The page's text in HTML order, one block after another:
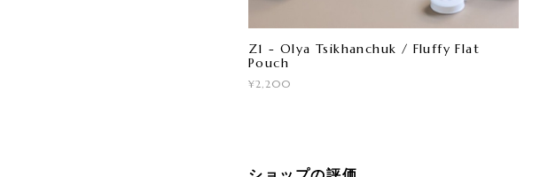
Z1 - Olya Tsikhanchuk / Fluffy Flat
Pouch
¥2,200